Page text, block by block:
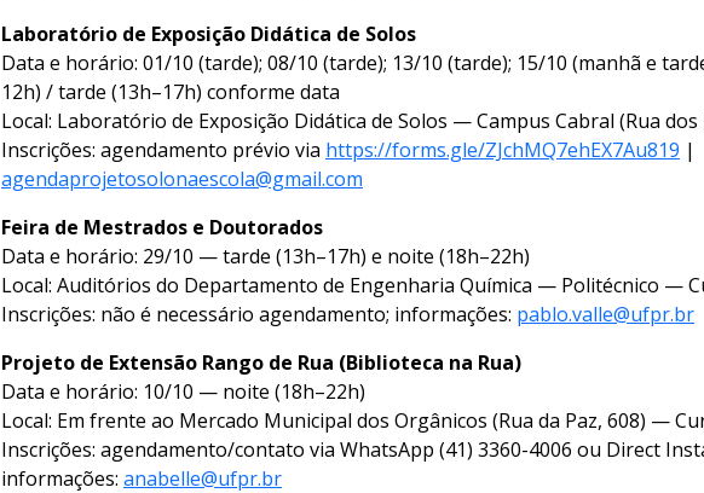
Laboratório de Exposição Didática de Solos
Data e horário: 01/10 (tarde); 08/10 (tarde); 13/10 (tarde); 15/10 (manhã e
12h) / tarde (13h–17h) conforme data
Local: Laboratório de Exposição Didática de Solos — Campus Cabral (Rua
Inscrições: agendamento prévio via https://forms.gle/ZJchMQ7ehEX7Au819 |
agendaprojetosolonaescola@gmail.com
Feira de Mestrados e Doutorados
Data e horário: 29/10 — tarde (13h–17h) e noite (18h–22h)
Local: Auditórios do Departamento de Engenharia Química — Politécnico —
Inscrições: não é necessário agendamento; informações: pablo.valle@ufpr.br
Projeto de Extensão Rango de Rua (Biblioteca na Rua)
Data e horário: 10/10 — noite (18h–22h)
Local: Em frente ao Mercado Municipal dos Orgânicos (Rua da Paz, 608) —
Inscrições: agendamento/contato via WhatsApp (41) 3360-4006 ou Direct
informações: anabelle@ufpr.br